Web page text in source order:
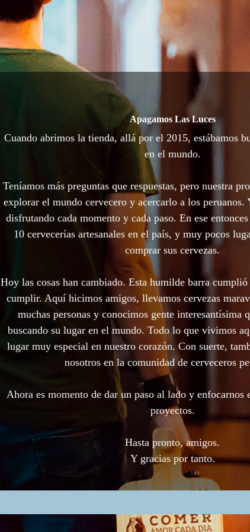
Apagamos Las Luces
Cuando abrimos la tienda, allá por el 2015, estábamos
en el mundo.
Teníamos más preguntas que respuestas, pero nuestra
explorar el mundo cervecero y acercarlo a los peruanos.
disfrutando cada momento y cada paso. En ese
10 cervecerías artesanales en el país, y muy pocos
comprar sus cervezas.
Hoy las cosas han cambiado. Esta humilde barra
cumplir. Aquí hicimos amigos, llevamos cervezas
muchas personas y conocimos gente interesantísima
buscando su lugar en el mundo. Todo lo que vivimos
lugar muy especial en nuestro corazón. Con suerte,
nosotros en la comunidad de cerveceros
Ahora es momento de dar un paso al lado y enfocarnos
proyectos.
Hasta pronto, amigos.
Y gracias por tanto.